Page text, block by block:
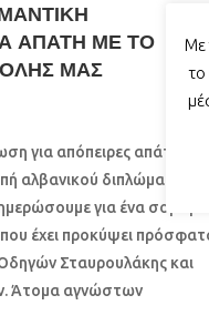
ΑΠΑΤΗ ΜΕ ΤΟ
ΜΑΣ
για απόπειρες απάτης
αλβανικού διπλώματος"
για ένα σοβαρό
έχει προκύψει
Σταυρουλάκης και
Άτομα αγνώστων
Με
το